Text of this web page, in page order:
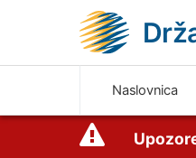
Naslovnica